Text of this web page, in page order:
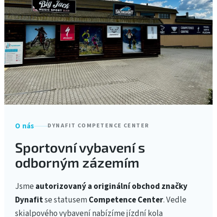
O nás DYNAFIT COMPETENCE CENTER
Sportovní vybavení s
odborným zázemím
Jsme autorizovaný a originální obchod značky
Dynafitse statusemCompetence Center. Vedle
skialpového vybavení nabízíme jízdní kola